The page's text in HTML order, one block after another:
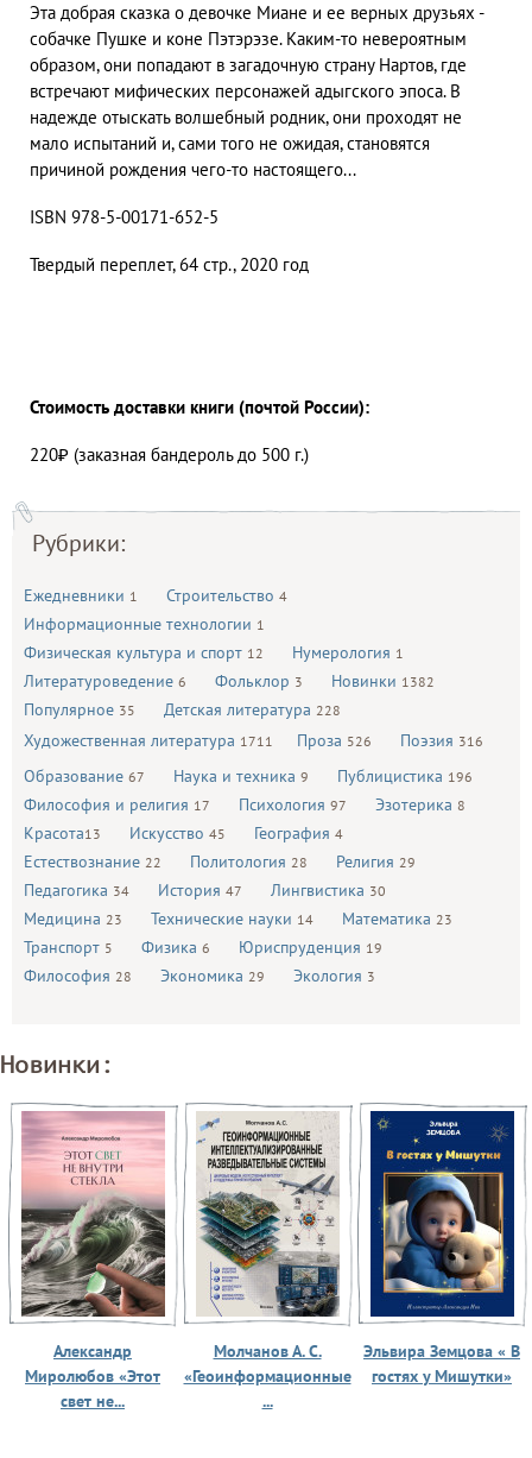
Рубрики:
Ежедневники 1 Строительство 4
Информационные технологии 1
Физическая культура и спорт 12 Нумерология 1
Литературоведение 6 Фольклор 3 Новинки 1382
Популярное 35 Детская литература 228
Художественная литература 1711 Проза 526 Поэзия 316
Образование 67 Наука и техника 9 Публицистика 196
Философия и религия 17 Психология 97 Эзотерика 8
Красота13 Искусство 45 География 4
Естествознание 22 Политология 28 Религия 29
Педагогика 34 История 47 Лингвистика 30
Медицина 23 Технические науки 14 Математика 23
Транспорт 5 Физика 6 Юриспруденция 19
Философия 28 Экономика 29 Экология 3
Эта добрая сказка о девочке Миане и ее верных друзьях -
собачке Пушке и коне Пэтэрэзе. Каким-то невероятным
образом, они попадают в загадочную страну Нартов, где
встречают мифических персонажей адыгского эпоса. В
надежде отыскать волшебный родник, они проходят не
мало испытаний и, сами того не ожидая, становятся
причиной рождения чего-то настоящего...
ISBN 978-5-00171-652-5
Твердый переплет, 64 стр., 2020 год
Стоимость доставки книги (почтой России):
220₽ (заказная бандероль до 500 г.)
Новинки:
Александр
Миролюбов «Этот
свет не...
Молчанов А. С.
«Геоинформационные
...
Эльвира Земцова « В
гостях у Мишутки»